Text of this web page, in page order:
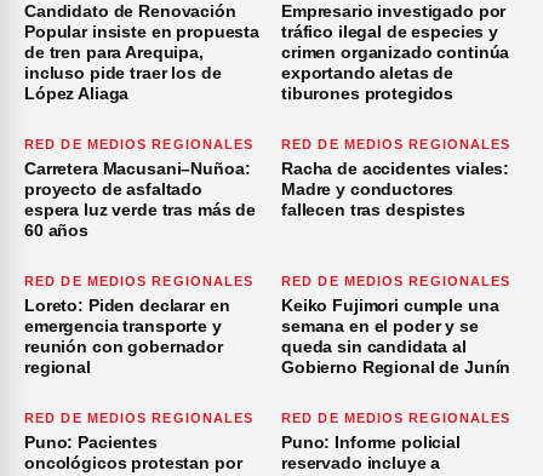
Candidato de Renovación
Popular insiste en propuesta
de tren para Arequipa,
incluso pide traer los de
López Aliaga
Empresario investigado por
tráfico ilegal de especies y
crimen organizado continúa
exportando aletas de
tiburones protegidos
RED DE MEDIOS REGIONALES
Carretera Macusani–Nuñoa:
proyecto de asfaltado
espera luz verde tras más de
60 años
RED DE MEDIOS REGIONALES
Racha de accidentes viales:
Madre y conductores
fallecen tras despistes
RED DE MEDIOS REGIONALES
Loreto: Piden declarar en
emergencia transporte y
reunión con gobernador
regional
RED DE MEDIOS REGIONALES
Keiko Fujimori cumple una
semana en el poder y se
queda sin candidata al
Gobierno Regional de Junín
RED DE MEDIOS REGIONALES
Puno: Pacientes
oncológicos protestan por
RED DE MEDIOS REGIONALES
Puno: Informe policial
reservado incluye a